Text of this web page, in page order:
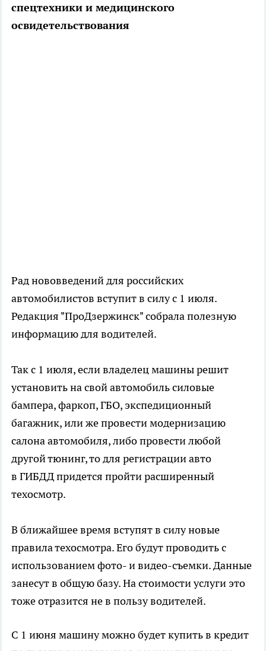
спецтехники и медицинского
освидетельствования
Рад нововведений для российских
автомобилистов вступит в силу с 1 июля.
Редакция "ПроДзержинск" собрала полезную
информацию для водителей.
Так с 1 июля, если владелец машины решит
установить на свой автомобиль силовые
бампера, фаркоп, ГБО, экспедиционный
багажник, или же провести модернизацию
салона автомобиля, либо провести любой
другой тюнинг, то для регистрации авто
в ГИБДД придется пройти расширенный
техосмотр.
В ближайшее время вступят в силу новые
правила техосмотра. Его будут проводить с
использованием фото- и видео-съемки. Данные
занесут в общую базу. На стоимости услуги это
тоже отразится не в пользу водителей.
С 1 июня машину можно будет купить в кредит